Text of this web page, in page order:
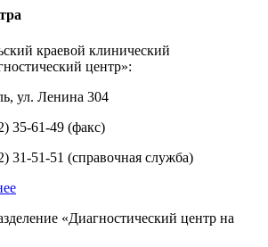
краевой клинический
центр»:
ул. Ленина 304
35-61-49 (факс)
31-51-51 (справочная служба)
«Диагностический центр на